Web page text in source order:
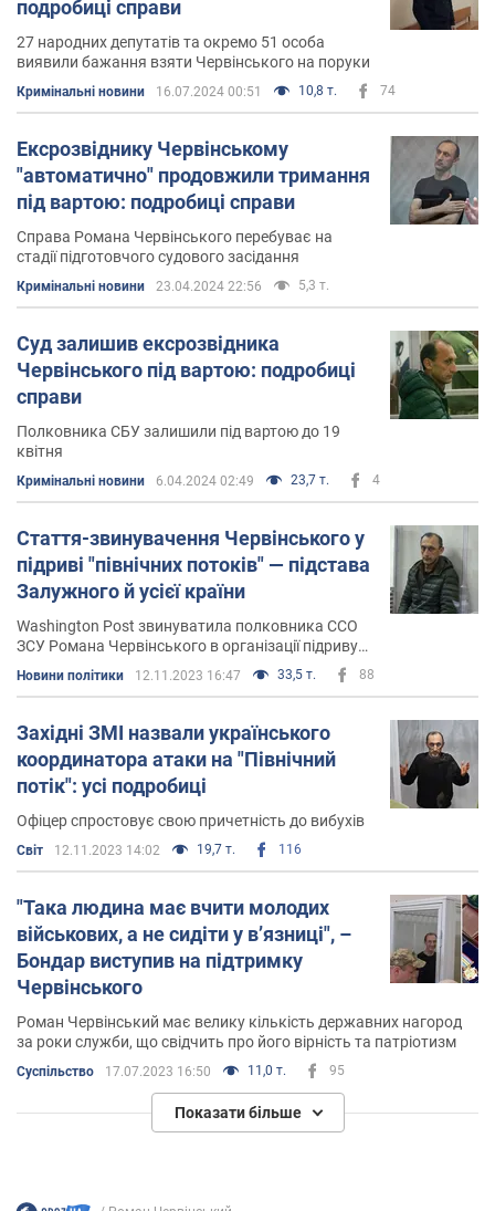
подробиці справи
27 народних депутатів та окремо 51 особа
виявили бажання взяти Червінського на поруки
Кримінальні новини 16.07.2024 00:51 10,8 т. 74
Ексрозвіднику Червінському
"автоматично" продовжили тримання
під вартою: подробиці справи
Справа Романа Червінського перебуває на
стадії підготовчого судового засідання
Кримінальні новини 23.04.2024 22:56 5,3 т.
Суд залишив ексрозвідника
Червінського під вартою: подробиці
справи
Полковника СБУ залишили під вартою до 19
квітня
Кримінальні новини 6.04.2024 02:49 23,7 т. 4
Стаття-звинувачення Червінського у
підриві "північних потоків" — підстава
Залужного й усієї країни
Washington Post звинуватила полковника ССО
ЗСУ Романа Червінського в організації підриву
"північних потоків"
Новини політики 12.11.2023 16:47 33,5 т. 88
Західні ЗМІ назвали українського
координатора атаки на "Північний
потік": усі подробиці
Офіцер спростовує свою причетність до вибухів
Світ 12.11.2023 14:02 19,7 т. 116
"Така людина має вчити молодих
військових, а не сидіти у в’язниці", –
Бондар виступив на підтримку
Червінського
Роман Червінський має велику кількість державних нагород
за роки служби, що свідчить про його вірність та патріотизм
Суспільство 17.07.2023 16:50 11,0 т. 95
Показати більше